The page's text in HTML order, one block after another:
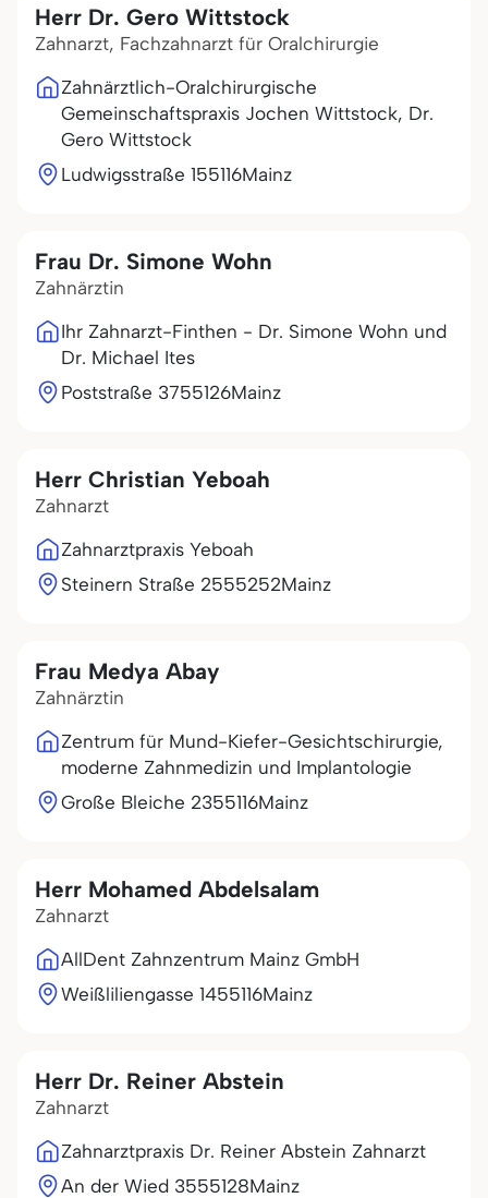
Herr Dr. Gero Wittstock
Zahnarzt, Fachzahnarzt für Oralchirurgie
Zahnärztlich-Oralchirurgische
Gemeinschaftspraxis Jochen Wittstock, Dr.
Gero Wittstock
Ludwigsstraße 155116Mainz
Frau Dr. Simone Wohn
Zahnärztin
Ihr Zahnarzt-Finthen - Dr. Simone Wohn und
Dr. Michael Ites
Poststraße 3755126Mainz
Herr Christian Yeboah
Zahnarzt
Zahnarztpraxis Yeboah
Steinern Straße 2555252Mainz
Frau Medya Abay
Zahnärztin
Zentrum für Mund-Kiefer-Gesichtschirurgie,
moderne Zahnmedizin und Implantologie
Große Bleiche 2355116Mainz
Herr Mohamed Abdelsalam
Zahnarzt
AllDent Zahnzentrum Mainz GmbH
Weißliliengasse 1455116Mainz
Herr Dr. Reiner Abstein
Zahnarzt
Zahnarztpraxis Dr. Reiner Abstein Zahnarzt
An der Wied 3555128Mainz